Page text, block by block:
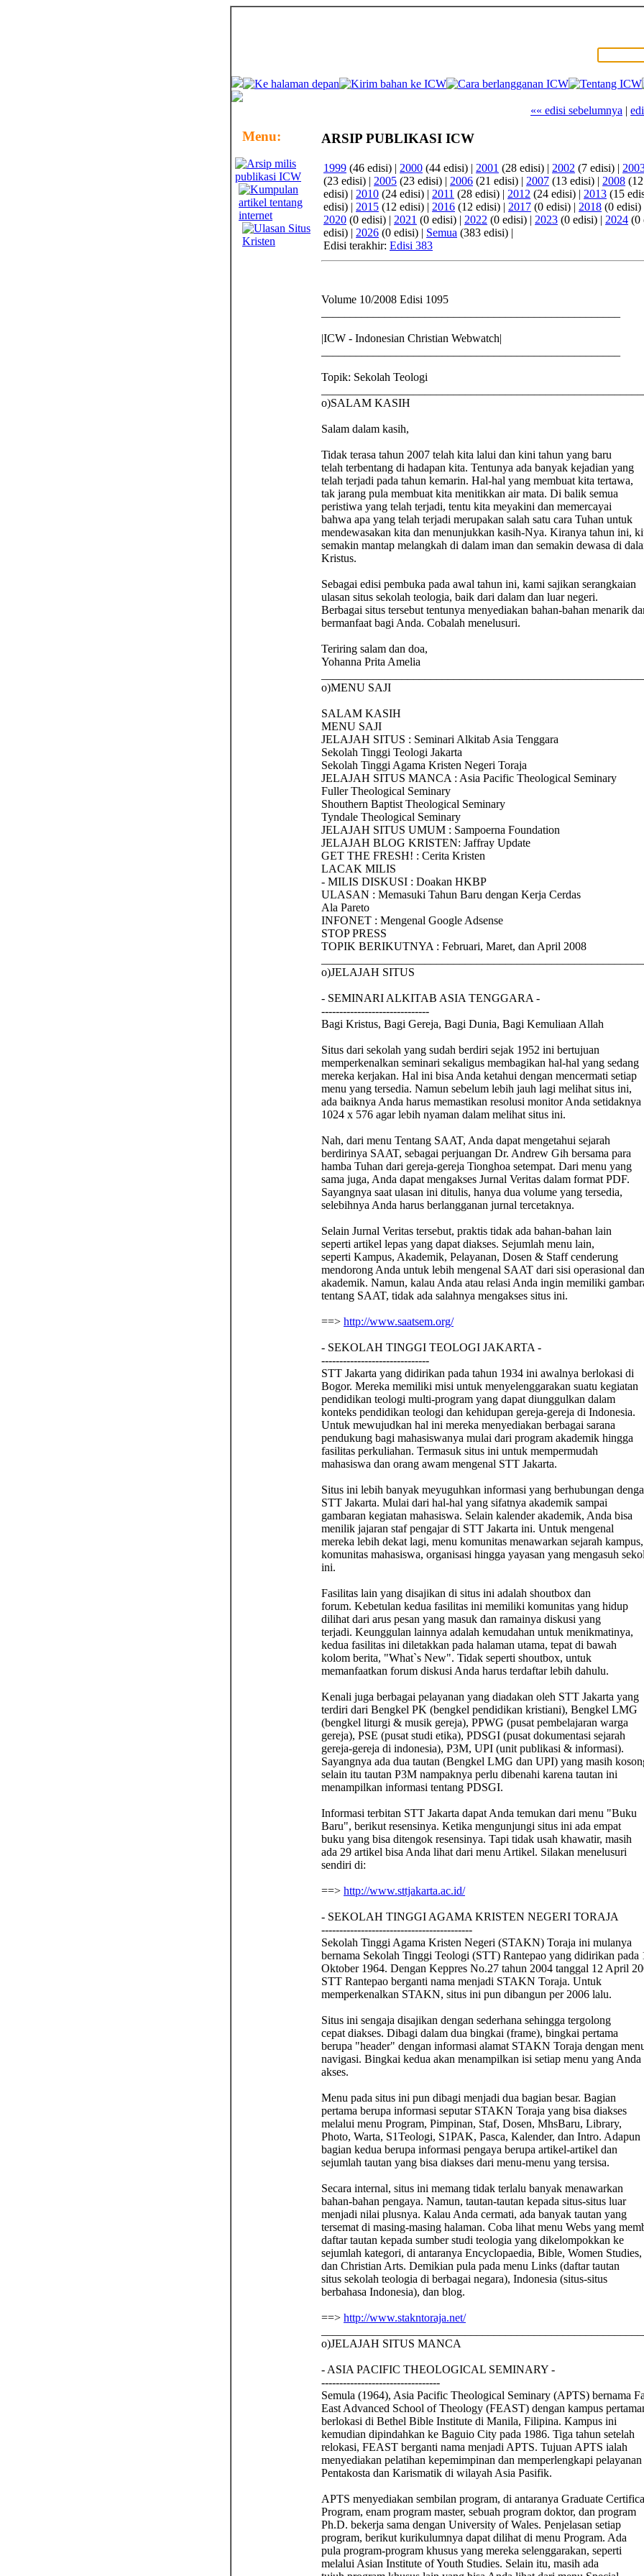
Menu:
«« edisi sebelumnya |
ARSIP PUBLIKASI ICW
1999 (46 edisi) | 2000 (44 edisi) | 2001 (28 edisi) | 2002 (7 edisi) |
(23 edisi) | 2005 (23 edisi) | 2006 (21 edisi) | 2007 (13 edisi) | 2008
edisi) | 2010 (24 edisi) | 2011 (28 edisi) | 2012 (24 edisi) | 2013 (15
edisi) | 2015 (12 edisi) | 2016 (12 edisi) | 2017 (0 edisi) | 2018 (0
2020 (0 edisi) | 2021 (0 edisi) | 2022 (0 edisi) | 2023 (0 edisi) | 2024 (0
edisi) | 2026 (0 edisi) | Semua (383 edisi) |
Edisi terakhir: Edisi 383
Volume 10/2008 Edisi 1095
|ICW - Indonesian Christian Webwatch|
Topik: Sekolah Teologi
o)SALAM KASIH
Salam dalam kasih,
Tidak terasa tahun 2007 telah kita lalui dan kini tahun yang baru
telah terbentang di hadapan kita. Tentunya ada banyak kejadian yang
telah terjadi pada tahun kemarin. Hal-hal yang membuat kita tertawa,
tak jarang pula membuat kita menitikkan air mata. Di balik semua
peristiwa yang telah terjadi, tentu kita meyakini dan memercayai
bahwa apa yang telah terjadi merupakan salah satu cara Tuhan untuk
mendewasakan kita dan menunjukkan kasih-Nya. Kiranya tahun ini,
semakin mantap melangkah di dalam iman dan semakin dewasa di
Kristus.
Sebagai edisi pembuka pada awal tahun ini, kami sajikan serangkaian
ulasan situs sekolah teologia, baik dari dalam dan luar negeri.
Berbagai situs tersebut tentunya menyediakan bahan-bahan menarik
bermanfaat bagi Anda. Cobalah menelusuri.
Teriring salam dan doa,
Yohanna Prita Amelia
o)MENU SAJI
SALAM KASIH
MENU SAJI
JELAJAH SITUS : Seminari Alkitab Asia Tenggara
Sekolah Tinggi Teologi Jakarta
Sekolah Tinggi Agama Kristen Negeri Toraja
JELAJAH SITUS MANCA : Asia Pacific Theological Seminary
Fuller Theological Seminary
Shouthern Baptist Theological Seminary
Tyndale Theological Seminary
JELAJAH SITUS UMUM : Sampoerna Foundation
JELAJAH BLOG KRISTEN: Jaffray Update
GET THE FRESH! : Cerita Kristen
LACAK MILIS
- MILIS DISKUSI : Doakan HKBP
ULASAN : Memasuki Tahun Baru dengan Kerja Cerdas
Ala Pareto
INFONET : Mengenal Google Adsense
STOP PRESS
TOPIK BERIKUTNYA : Februari, Maret, dan April 2008
o)JELAJAH SITUS
- SEMINARI ALKITAB ASIA TENGGARA -
------------------------------
Bagi Kristus, Bagi Gereja, Bagi Dunia, Bagi Kemuliaan Allah
Situs dari sekolah yang sudah berdiri sejak 1952 ini bertujuan
memperkenalkan seminari sekaligus membagikan hal-hal yang sedang
mereka kerjakan. Hal ini bisa Anda ketahui dengan mencermati setiap
menu yang tersedia. Namun sebelum lebih jauh lagi melihat situs ini,
ada baiknya Anda harus memastikan resolusi monitor Anda setidaknya
1024 x 576 agar lebih nyaman dalam melihat situs ini.
Nah, dari menu Tentang SAAT, Anda dapat mengetahui sejarah
berdirinya SAAT, sebagai perjuangan Dr. Andrew Gih bersama para
hamba Tuhan dari gereja-gereja Tionghoa setempat. Dari menu yang
sama juga, Anda dapat mengakses Jurnal Veritas dalam format PDF.
Sayangnya saat ulasan ini ditulis, hanya dua volume yang tersedia,
selebihnya Anda harus berlangganan jurnal tercetaknya.
Selain Jurnal Veritas tersebut, praktis tidak ada bahan-bahan lain
seperti artikel lepas yang dapat diakses. Sejumlah menu lain,
seperti Kampus, Akademik, Pelayanan, Dosen & Staff cenderung
mendorong Anda untuk lebih mengenal SAAT dari sisi operasional dan
akademik. Namun, kalau Anda atau relasi Anda ingin memiliki
tentang SAAT, tidak ada salahnya mengakses situs ini.
==> http://www.saatsem.org/
- SEKOLAH TINGGI TEOLOGI JAKARTA -
------------------------------
STT Jakarta yang didirikan pada tahun 1934 ini awalnya berlokasi di
Bogor. Mereka memiliki misi untuk menyelenggarakan suatu kegiatan
pendidikan teologi multi-program yang dapat diunggulkan dalam
konteks pendidikan teologi dan kehidupan gereja-gereja di Indonesia.
Untuk mewujudkan hal ini mereka menyediakan berbagai sarana
pendukung bagi mahasiswanya mulai dari program akademik hingga
fasilitas perkuliahan. Termasuk situs ini untuk mempermudah
mahasiswa dan orang awam mengenal STT Jakarta.
Situs ini lebih banyak meyuguhkan informasi yang berhubungan
STT Jakarta. Mulai dari hal-hal yang sifatnya akademik sampai
gambaran kegiatan mahasiswa. Selain kalender akademik, Anda bisa
menilik jajaran staf pengajar di STT Jakarta ini. Untuk mengenal
mereka lebih dekat lagi, menu komunitas menawarkan sejarah kampus,
komunitas mahasiswa, organisasi hingga yayasan yang mengasuh
ini.
Fasilitas lain yang disajikan di situs ini adalah shoutbox dan
forum. Kebetulan kedua fasilitas ini memiliki komunitas yang hidup
dilihat dari arus pesan yang masuk dan ramainya diskusi yang
terjadi. Keunggulan lainnya adalah kemudahan untuk menikmatinya,
kedua fasilitas ini diletakkan pada halaman utama, tepat di bawah
kolom berita, "What`s New". Tidak seperti shoutbox, untuk
memanfaatkan forum diskusi Anda harus terdaftar lebih dahulu.
Kenali juga berbagai pelayanan yang diadakan oleh STT Jakarta yang
terdiri dari Bengkel PK (bengkel pendidikan kristiani), Bengkel LMG
(bengkel liturgi & musik gereja), PPWG (pusat pembelajaran warga
gereja), PSE (pusat studi etika), PDSGI (pusat dokumentasi sejarah
gereja-gereja di indonesia), P3M, UPI (unit publikasi & informasi).
Sayangnya ada dua tautan (Bengkel LMG dan UPI) yang masih
selain itu tautan P3M nampaknya perlu dibenahi karena tautan ini
menampilkan informasi tentang PDSGI.
Informasi terbitan STT Jakarta dapat Anda temukan dari menu "Buku
Baru", berikut resensinya. Ketika mengunjungi situs ini ada empat
buku yang bisa ditengok resensinya. Tapi tidak usah khawatir, masih
ada 29 artikel bisa Anda lihat dari menu Artikel. Silakan menelusuri
sendiri di:
==> http://www.sttjakarta.ac.id/
- SEKOLAH TINGGI AGAMA KRISTEN NEGERI TORAJA
------------------------------------------
Sekolah Tinggi Agama Kristen Negeri (STAKN) Toraja ini mulanya
bernama Sekolah Tinggi Teologi (STT) Rantepao yang didirikan pada
Oktober 1964. Dengan Keppres No.27 tahun 2004 tanggal 12 April
STT Rantepao berganti nama menjadi STAKN Toraja. Untuk
memperkenalkan STAKN, situs ini pun dibangun per 2006 lalu.
Situs ini sengaja disajikan dengan sederhana sehingga tergolong
cepat diakses. Dibagi dalam dua bingkai (frame), bingkai pertama
berupa "header" dengan informasi alamat STAKN Toraja dengan
navigasi. Bingkai kedua akan menampilkan isi setiap menu yang Anda
akses.
Menu pada situs ini pun dibagi menjadi dua bagian besar. Bagian
pertama berupa informasi seputar STAKN Toraja yang bisa diakses
melalui menu Program, Pimpinan, Staf, Dosen, MhsBaru, Library,
Photo, Warta, S1Teologi, S1PAK, Pasca, Kalender, dan Intro. Adapun
bagian kedua berupa informasi pengaya berupa artikel-artikel dan
sejumlah tautan yang bisa diakses dari menu-menu yang tersisa.
Secara internal, situs ini memang tidak terlalu banyak menawarkan
bahan-bahan pengaya. Namun, tautan-tautan kepada situs-situs luar
menjadi nilai plusnya. Kalau Anda cermati, ada banyak tautan yang
tersemat di masing-masing halaman. Coba lihat menu Webs yang
daftar tautan kepada sumber studi teologia yang dikelompokkan ke
sejumlah kategori, di antaranya Encyclopaedia, Bible, Women Studies,
dan Christian Arts. Demikian pula pada menu Links (daftar tautan
situs sekolah teologia di berbagai negara), Indonesia (situs-situs
berbahasa Indonesia), dan blog.
==> http://www.stakntoraja.net/
o)JELAJAH SITUS MANCA
- ASIA PACIFIC THEOLOGICAL SEMINARY -
---------------------------------
Semula (1964), Asia Pacific Theological Seminary (APTS) bernama
East Advanced School of Theology (FEAST) dengan kampus
berlokasi di Bethel Bible Institute di Manila, Filipina. Kampus ini
kemudian dipindahkan ke Baguio City pada 1986. Tiga tahun setelah
relokasi, FEAST berganti nama menjadi APTS. Tujuan APTS ialah
menyediakan pelatihan kepemimpinan dan memperlengkapi pelayanan
Pentakosta dan Karismatik di wilayah Asia Pasifik.
APTS menyediakan sembilan program, di antaranya Graduate
Program, enam program master, sebuah program doktor, dan program
Ph.D. bekerja sama dengan University of Wales. Penjelasan setiap
program, berikut kurikulumnya dapat dilihat di menu Program. Ada
pula program-program khusus yang mereka selenggarakan, seperti
melalui Asian Institute of Youth Studies. Selain itu, masih ada